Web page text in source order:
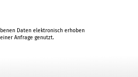
Daten elektronisch erhoben
Anfrage genutzt.